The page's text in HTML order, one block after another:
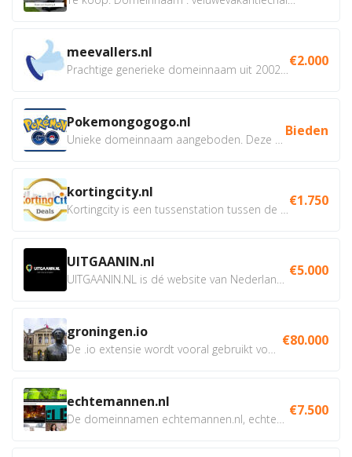
meevallers.nl €2.000
Pokemongogogo.nl Bieden
kortingcity.nl €1.750
UITGAANIN.nl €5.000
groningen.io €80.000
echtemannen.nl €7.500